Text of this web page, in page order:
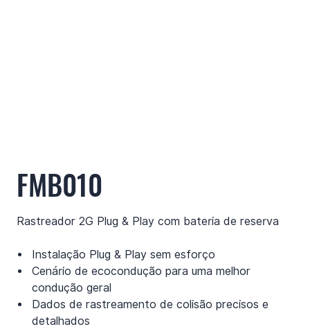
FMB010
Rastreador 2G Plug & Play com bateria de reserva
Instalação Plug & Play sem esforço
Cenário de ecocondução para uma melhor
condução geral
Dados de rastreamento de colisão precisos e
detalhados